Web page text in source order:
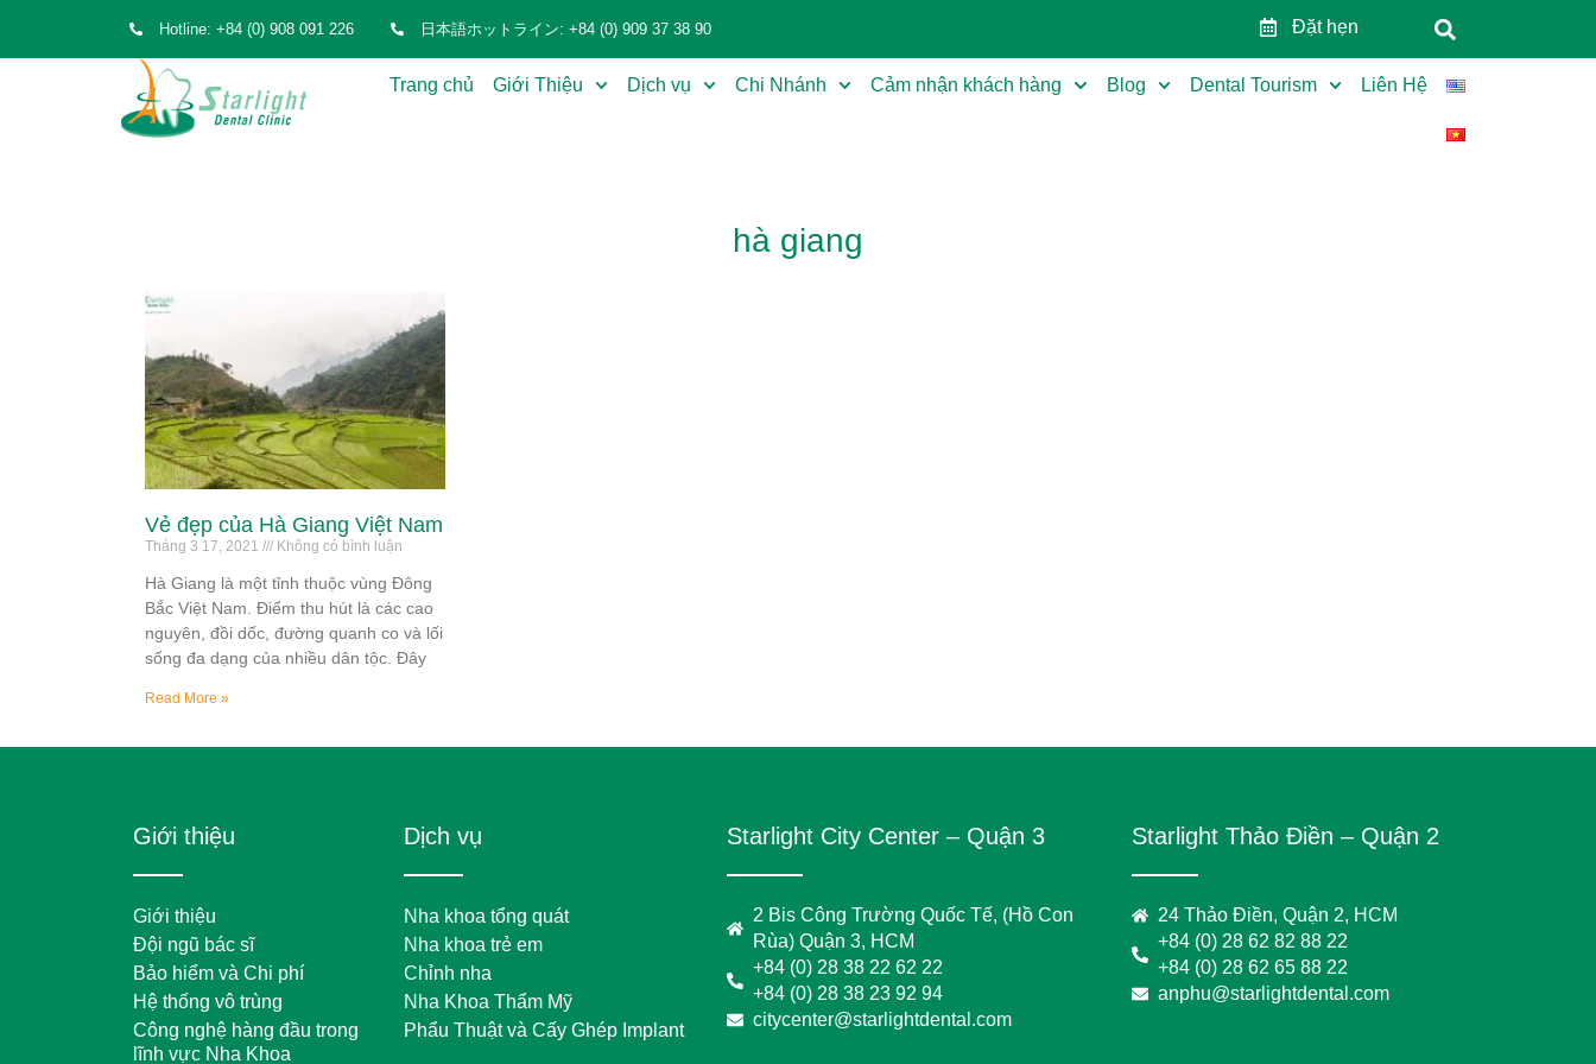
Hotline: +84 (0) 908 091 226 日本語ホットライン: +84 (0) 909 37 38 90 Đặt hẹn
Trang chủ Giới Thiệu Dịch vụ Chi Nhánh Cảm nhận khách hàng Blog Dental Tourism Liên Hệ
hà giang
Vẻ đẹp của Hà Giang Việt Nam
Tháng 3 17, 2021 Không có bình luận
Hà Giang là một tỉnh thuộc vùng Đông
Bắc Việt Nam. Điểm thu hút là các cao
nguyên, đồi dốc, đường quanh co và lối
sống đa dạng của nhiều dân tộc. Đây
Read More »
Giới thiệu
Giới thiệu
Đội ngũ bác sĩ
Bảo hiểm và Chi phí
Hệ thống vô trùng
Công nghệ hàng đầu trong
lĩnh vực Nha Khoa
Dịch vụ
Nha khoa tổng quát
Nha khoa trẻ em
Chỉnh nha
Nha Khoa Thẩm Mỹ
Phẩu Thuật và Cấy Ghép Implant
Starlight City Center – Quận 3
2 Bis Công Trường Quốc Tế, (Hồ Con
Rùa) Quận 3, HCM
+84 (0) 28 38 22 62 22
+84 (0) 28 38 23 92 94
citycenter@starlightdental.com
Starlight Thảo Điền – Quận 2
24 Thảo Điền, Quận 2, HCM
+84 (0) 28 62 82 88 22
+84 (0) 28 62 65 88 22
anphu@starlightdental.com